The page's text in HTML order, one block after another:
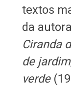
textos
da
Ciranda
de jardim
verde